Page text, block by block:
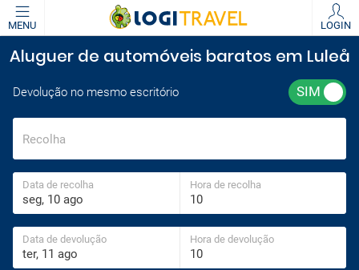
MENU LOGIN
Aluguer de automóveis baratos em Luleå
Devolução no mesmo escritório
Recolha
Data de recolha Hora de recolha
Data de devolução Hora de devolução